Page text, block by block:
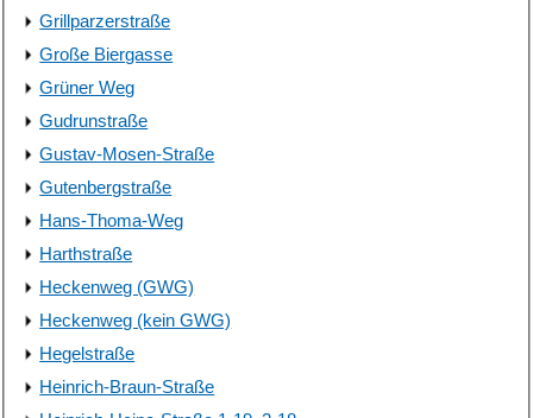
Grillparzerstraße
Große Biergasse
Grüner Weg
Gudrunstraße
Gustav-Mosen-Straße
Gutenbergstraße
Hans-Thoma-Weg
Harthstraße
Heckenweg (GWG)
Heckenweg (kein GWG)
Hegelstraße
Heinrich-Braun-Straße